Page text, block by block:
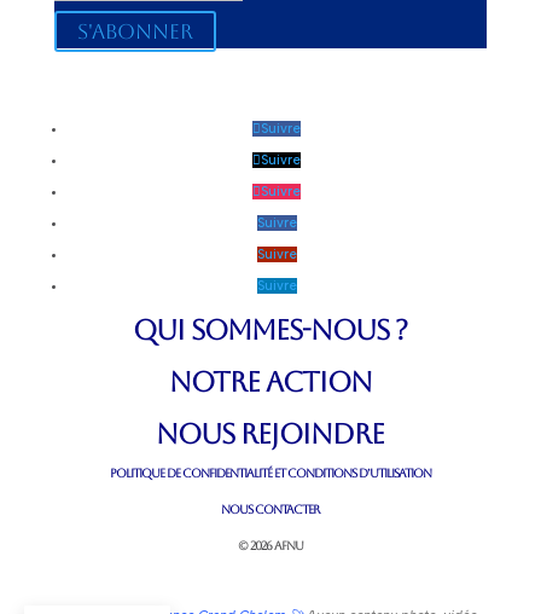
S'abonner
Suivre
Suivre
Suivre
Suivre
Suivre
Suivre
QUI SOMMES-NOUS ?
NOTRE ACTION
NOUS REJOINDRE
POLITIQUE DE CONFIDENTIALITÉ ET CONDITIONS D’UTILISATION
NOUS CONTACTER
© 2026 AFNU